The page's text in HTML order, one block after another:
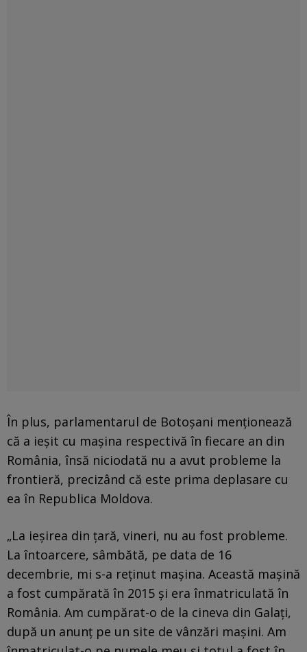
În plus, parlamentarul de Botoşani menţionează
că a ieşit cu maşina respectivă în fiecare an din
România, însă niciodată nu a avut probleme la
frontieră, precizând că este prima deplasare cu
ea în Republica Moldova.
„La ieşirea din ţară, vineri, nu au fost probleme.
La întoarcere, sâmbătă, pe data de 16
decembrie, mi s-a reţinut maşina. Această maşină
a fost cumpărată în 2015 şi era înmatriculată în
România. Am cumpărat-o de la cineva din Galaţi,
după un anunţ pe un site de vânzări maşini. Am